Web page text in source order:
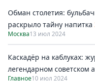
Обман столетия:
раскрыло тайну напитка
Москва13 июл 2024
Каскадёр на каблуках:
легендарном советском
Главное10 июл 2024